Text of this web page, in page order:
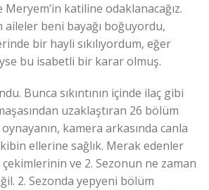
Meryem’in katiline odaklanacağız.
aileler beni bayağı boğuyordu,
bir hayli sıkılıyordum, eğer
bu isabetli bir karar olmuş.
Bunca sıkıntının içinde ilaç gibi
uzaklaştıran 26 bölüm
kamera arkasında canla
ellerine sağlık. Merak edenler
ve 2. Sezonun ne zaman
2. Sezonda yepyeni bölüm